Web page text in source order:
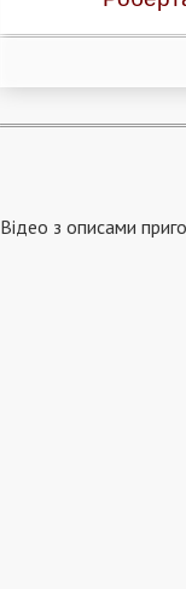
Відео з описами